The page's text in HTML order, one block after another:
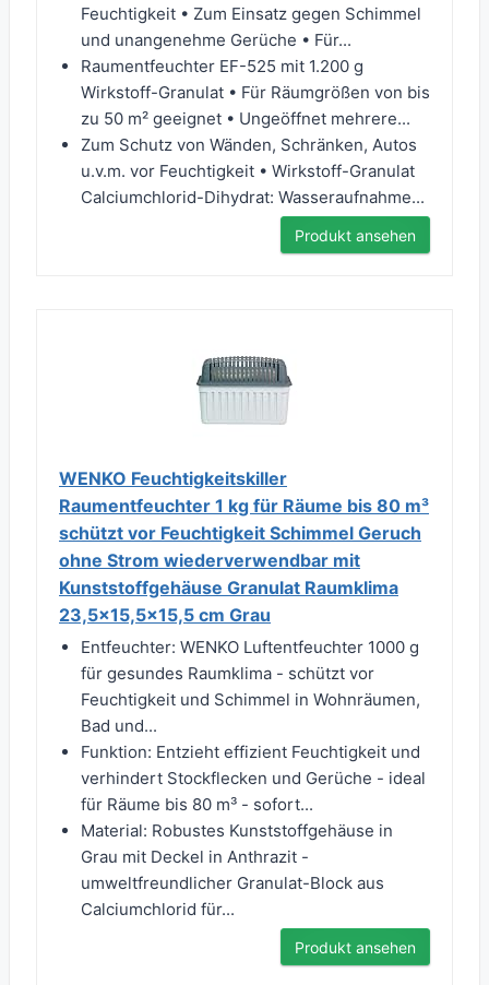
Feuchtigkeit • Zum Einsatz gegen Schimmel
und unangenehme Gerüche • Für...
Raumentfeuchter EF-525 mit 1.200 g
Wirkstoff-Granulat • Für Räumgrößen von bis
zu 50 m² geeignet • Ungeöffnet mehrere...
Zum Schutz von Wänden, Schränken, Autos
u.v.m. vor Feuchtigkeit • Wirkstoff-Granulat
Calciumchlorid-Dihydrat: Wasseraufnahme...
Produkt ansehen
WENKO Feuchtigkeitskiller
Raumentfeuchter 1 kg für Räume bis 80 m³
schützt vor Feuchtigkeit Schimmel Geruch
ohne Strom wiederverwendbar mit
Kunststoffgehäuse Granulat Raumklima
23,5x15,5x15,5 cm Grau
Entfeuchter: WENKO Luftentfeuchter 1000 g
für gesundes Raumklima - schützt vor
Feuchtigkeit und Schimmel in Wohnräumen,
Bad und...
Funktion: Entzieht effizient Feuchtigkeit und
verhindert Stockflecken und Gerüche - ideal
für Räume bis 80 m³ - sofort...
Material: Robustes Kunststoffgehäuse in
Grau mit Deckel in Anthrazit -
umweltfreundlicher Granulat-Block aus
Calciumchlorid für...
Produkt ansehen